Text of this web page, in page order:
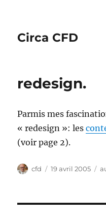
Circa CFD
redesign.
Parmis mes
« redesign »: les
(voir page 2).
Auteur
cfd
Publié
19 avril 2005